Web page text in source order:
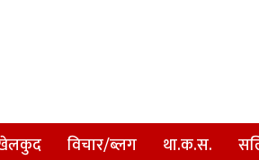
विचार/ब्लग था.क.स.